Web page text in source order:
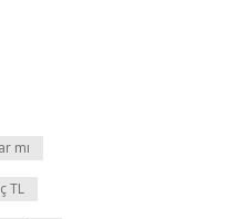
mı
TL